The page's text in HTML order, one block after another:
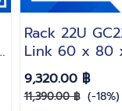
Rack 22U
Link 60 x 80
สีดำ(Black)(แถ
ใบพัดลม 1 ชุด)
9,320.00 ฿
11,390.00 ฿ (-18%)